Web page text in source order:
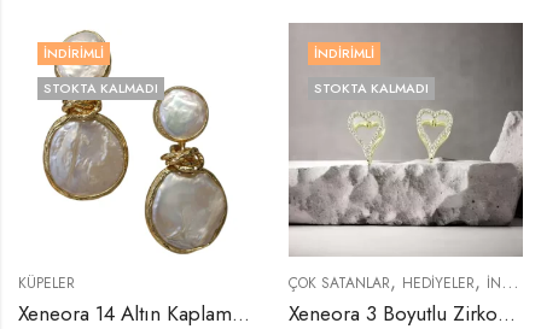
İNDIRIMLI
STOKTA KALMADI
KÜPELER
Xeneora 14 Altın Kaplama Gerçek Barok İnci Küpe
İNDIRIMLI
STOKTA KALMADI
ÇOK SATANLAR, HEDIYELER, İNDIRIMLI ÜRÜNLER
Xeneora 3 Boyutlu Zirkon Taşlı Gold Kalp Küpe